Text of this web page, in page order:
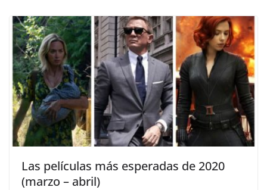
Las películas más esperadas de 2020
(marzo – abril)